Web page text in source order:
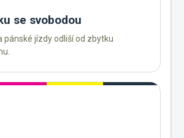
se svobodou
pánské jízdy odliší od zbytku